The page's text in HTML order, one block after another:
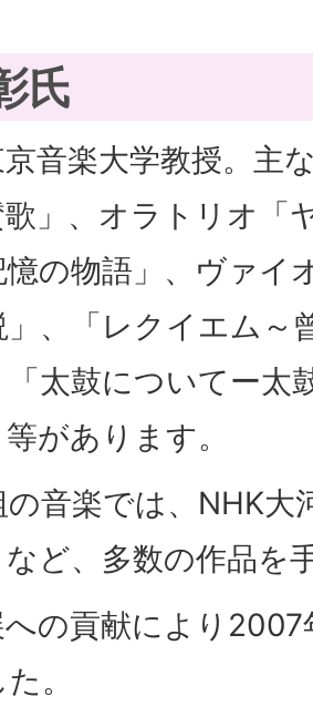
氏
音楽大学教授。主
歌」、オラトリオ
憶の物語」、ヴァイ
、「レクイエム～
太鼓についてー太
があります。
音楽では、NHK大
など、多数の作品を
の貢献により
。